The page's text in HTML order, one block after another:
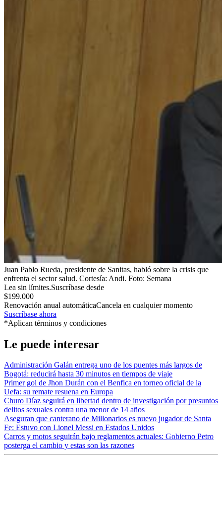
Juan Pablo Rueda, presidente de Sanitas, habló sobre la crisis que
enfrenta el sector salud. Cortesía: Andi. Foto: Semana
Lea sin límites.Suscríbase desde
$199.000
Renovación anual automáticaCancela en cualquier momento
Suscríbase ahora
*Aplican términos y condiciones
Le puede interesar
Administración Galán entrega uno de los puentes más largos de
Bogotá: reducirá hasta 30 minutos en tiempos de viaje
Primer gol de Jhon Durán con el Benfica en torneo oficial de la
Uefa: su remate resuena en Europa
Churo Díaz seguirá en libertad dentro de investigación por presuntos
delitos sexuales contra una menor de 14 años
Aseguran que canterano de Millonarios es nuevo jugador de Santa
Fe: Estuvo con Lionel Messi en Estados Unidos
Carros y motos seguirán bajo reglamentos actuales: Gobierno Petro
posterga el cambio y estas son las razones